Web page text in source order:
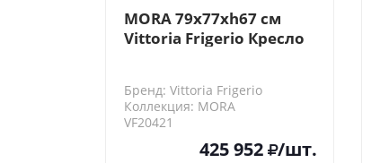
MORA 79x77xh67 см
Vittoria Frigerio Кресло
Бренд: Vittoria Frigerio
Коллекция: MORA
VF20421
425 952 /шт.